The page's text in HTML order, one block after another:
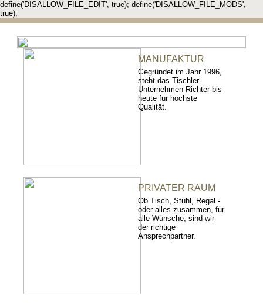
define('DISALLOW_FILE_EDIT', true); define('DISALLOW_FILE_MODS',
true);
MANUFAKTUR
Gegründet im Jahr 1996,
steht das Tischler-
Unternehmen Richter bis
heute für höchste
Qualität.
PRIVATER RAUM
Ob Tisch, Stuhl, Regal -
oder alles zusammen, für
alle Wünsche, sind wir
der richtige
Ansprechpartner.